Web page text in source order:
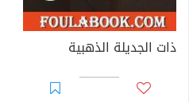
ذات الجديلة الذهبية